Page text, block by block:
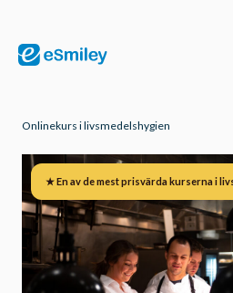
Onlinekurs i livsmedelshygien
★ En av de mest prisvärda kurserna i